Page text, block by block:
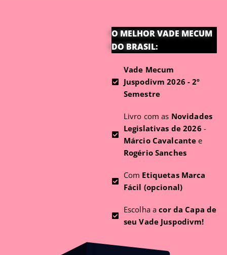
O MELHOR VADE MECUM
DO BRASIL:
Vade Mecum
Juspodivm 2026 - 2º
Semestre
Livro com as Novidades
Legislativas de 2026 -
Márcio Cavalcante e
Rogério Sanches
Com Etiquetas Marca
Fácil (opcional)
Escolha acor da Capa de
seu Vade Juspodivm!